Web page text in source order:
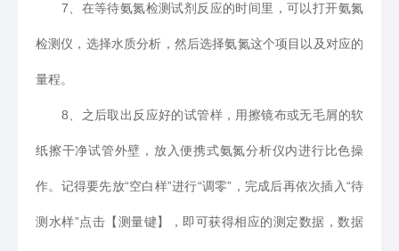
7、在等待氨氮检测试剂反应的时间里，可以打开氨氮
检测仪，选择水质分析，然后选择氨氮这个项目以及对应的
量程。
8、之后取出反应好的试管样，用擦镜布或无毛屑的软
纸擦干净试管外壁，放入便携式氨氮分析仪内进行比色操
作。记得要先放“空白样”进行“调零”，完成后再依次插入“待
测水样”点击【测量键】，即可获得相应的测定数据，数据